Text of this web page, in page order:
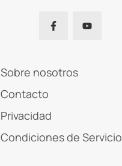
Sobre nosotros
Contacto
Privacidad
Condiciones de Servicio